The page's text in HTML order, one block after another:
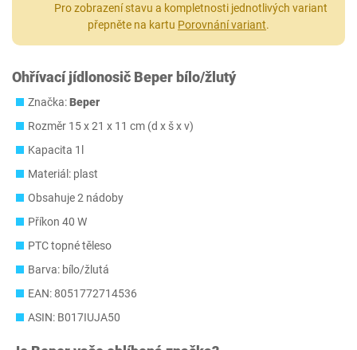
Pro zobrazení stavu a kompletnosti jednotlivých variant
přepněte na kartu Porovnání variant.
Ohřívací jídlonosič Beper bílo/žlutý
Značka:Beper
Rozměr 15 x 21 x 11 cm (d x š x v)
Kapacita 1l
Materiál: plast
Obsahuje 2 nádoby
Příkon 40 W
PTC topné těleso
Barva: bílo/žlutá
EAN: 8051772714536
ASIN: B017IUJA50